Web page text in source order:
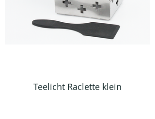
Teelicht Raclette klein